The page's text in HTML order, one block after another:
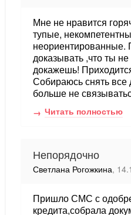
Мне не нравится
тупые,
неориентированные.
доказывать ,что ты
докажешь!
Собираюсь снять все
больше не
Читать полностью
Непорядочно
Светлана Рогожкина,
Пришло СМС с
кредита,собрала